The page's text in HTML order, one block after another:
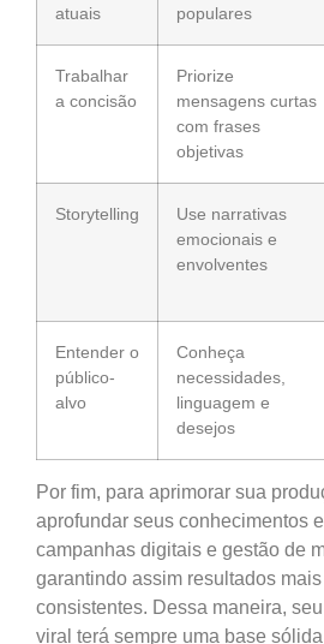
atuais
populares
Trabalhar
a concisão
Priorize
mensagens curtas
com frases
objetivas
Storytelling
Use narrativas
emocionais e
envolventes
Entender o
público-
alvo
Conheça
necessidades,
linguagem e
desejos
Por fim, para aprimorar sua
aprofundar seus conhecimentos
campanhas digitais e gestão de
garantindo assim resultados
consistentes. Dessa maneira,
viral terá sempre uma base